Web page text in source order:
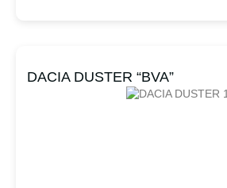
DACIA DUSTER “BVA”